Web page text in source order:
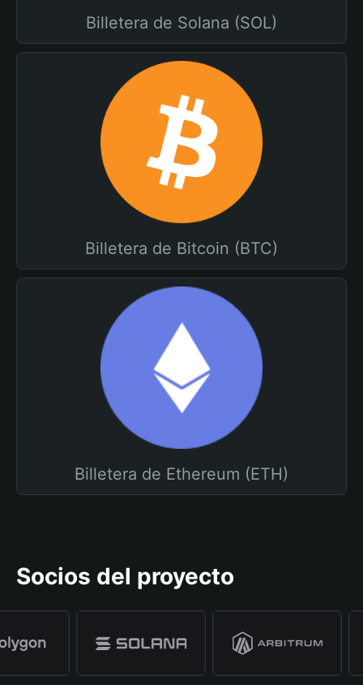
Billetera de Solana (SOL)
Billetera de Bitcoin (BTC)
Billetera de Ethereum (ETH)
Socios del proyecto